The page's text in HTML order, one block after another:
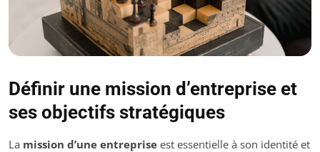
Définir une mission d’entreprise et
ses objectifs stratégiques
La mission d’une entreprise est essentielle à son identité et